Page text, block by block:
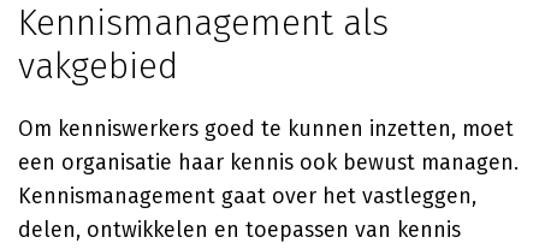
Kennismanagement als
vakgebied
Om kenniswerkers goed te kunnen inzetten, moet
een organisatie haar kennis ook bewust managen.
Kennismanagement gaat over het vastleggen,
delen, ontwikkelen en toepassen van kennis